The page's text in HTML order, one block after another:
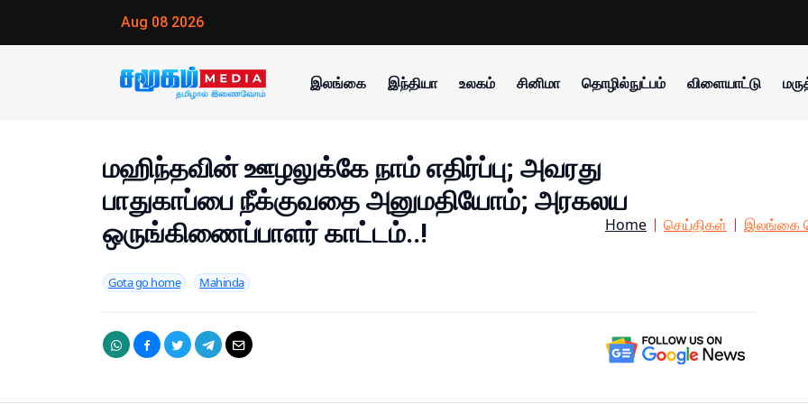
Aug 08 2026
இலங்கை இந்தியா உலகம் சினிமா தொழில்நுட்பம் விளையாட்டு
மஹிந்தவின் ஊழலுக்கே நாம் எதிர்ப்பு; அவரது
பாதுகாப்பை நீக்குவதை அனுமதியோம்; அரகலய
ஒருங்கிணைப்பாளர் காட்டம்..!
Gota go home Mahinda
Home செய்திகள் இலங்கை